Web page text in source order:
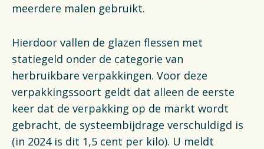
meerdere malen gebruikt.
Hierdoor vallen de glazen flessen met
statiegeld onder de categorie van
herbruikbare verpakkingen. Voor deze
verpakkingssoort geldt dat alleen de eerste
keer dat de verpakking op de markt wordt
gebracht, de systeembijdrage verschuldigd is
(in 2024 is dit 1,5 cent per kilo). U meldt